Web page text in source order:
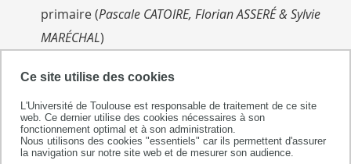
Ce site utilise des cookies
L'Université de Toulouse est responsable de traitement de ce site
web. Ce dernier utilise des cookies nécessaires à son
fonctionnement optimal et à son administration.
Nous utilisons des cookies "essentiels" car ils permettent d'assurer
la navigation sur notre site web et de mesurer son audience.
primaire (Pascale CATOIRE, Florian ASSERÉ & Sylvie
MARÉCHAL)
enseignants de FLE (Charlotte DEJEAN
De la doctorante aux apprenante·s: lorsque deux
solitudes se rencontrent (Marie VAUTIER
Profils des référentiels du BUT pour un